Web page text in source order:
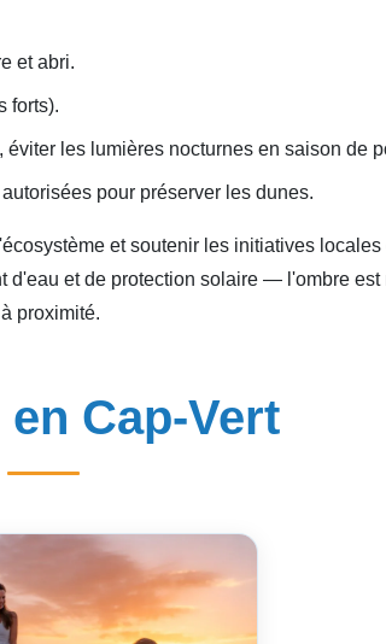
et abri.
forts).
les lumières nocturnes en saison de
pour préserver les dunes.
et soutenir les initiatives
et de protection solaire — l'ombre
proximité.
Cap-Vert